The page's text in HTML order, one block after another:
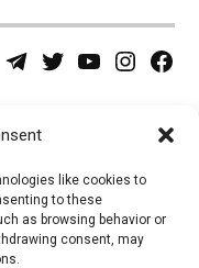
like cookies to
to these
as browsing behavior or
consent, may
Telegram
TwitterYouTubeInstagram